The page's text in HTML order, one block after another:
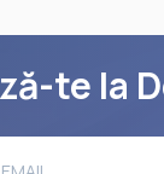
te la